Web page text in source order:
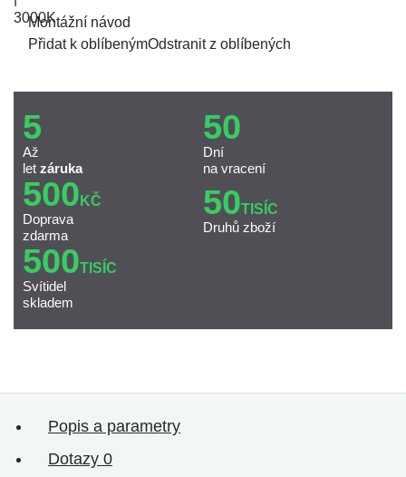
Montážní návod
Přidat k oblíbenýmOdstranit z oblíbených
5
Až
let záruka
50
Dní
na vracení
500 KČ
Doprava
zdarma
50TISÍC
Druhů zboží
500TISÍC
Svítidel
skladem
Popis a parametry
Dotazy 0